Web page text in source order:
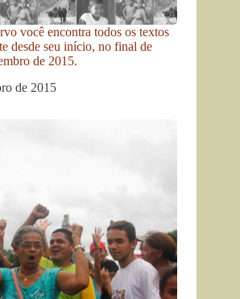
você encontra todos os textos
desde seu início, no final de
de 2015.
de 2015